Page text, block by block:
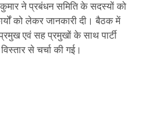
ने प्रबंधन समिति के सदस्यों को
को लेकर जानकारी दी। बैठक में
एवं सह प्रमुखों के साथ पार्टी
से चर्चा की गई।